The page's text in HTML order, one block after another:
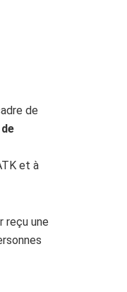
de
et à
reçu une